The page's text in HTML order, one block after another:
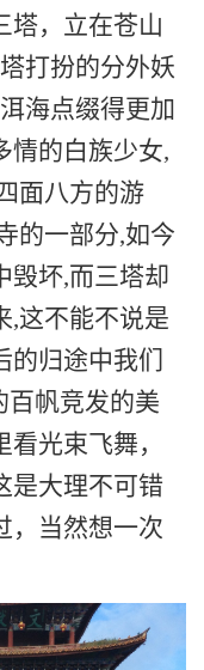
塔，立在苍山
打扮的分外妖
海点缀得更加
情的白族少女,
面八方的游
的一部分,如今
毁坏,而三塔却
,这不能不说是
的归途中我们
百帆竞发的美
光束飞舞，
是大理不可错
，当然想一次